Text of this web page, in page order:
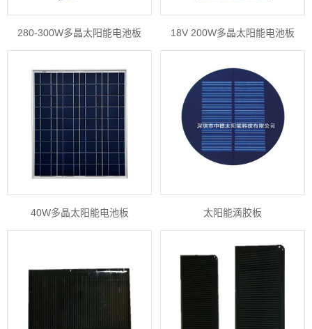
280-300W多晶太阳能电池板 18V 200W多晶太阳能电池板
40W多晶太阳能电池板 太阳能滴胶板